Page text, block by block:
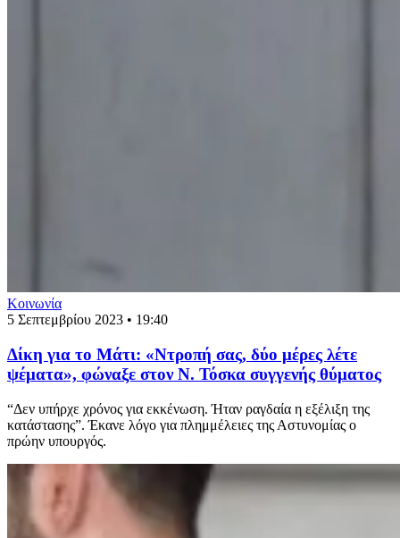
Κοινωνία
5 Σεπτεμβρίου 2023 • 19:40
Δίκη για το Μάτι: «Ντροπή σας, δύο μέρες λέτε
ψέματα», φώναξε στον Ν. Τόσκα συγγενής θύματος
“Δεν υπήρχε χρόνος για εκκένωση. Ήταν ραγδαία η εξέλιξη της
κατάστασης”. Έκανε λόγο για πλημμέλειες της Αστυνομίας ο
πρώην υπουργός.